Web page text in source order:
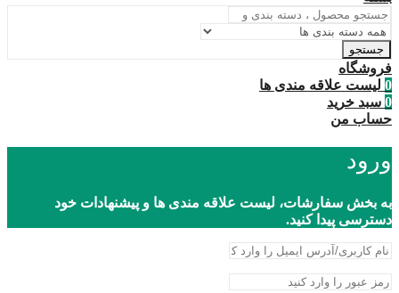
جستجو
فروشگاه
0 لیست علاقه مندی ها
0 سبد خرید
حساب من
ورود
به بخش سفارشات، لیست علاقه مندی ها و پیشنهادات خود
دسترسی پیدا کنید.